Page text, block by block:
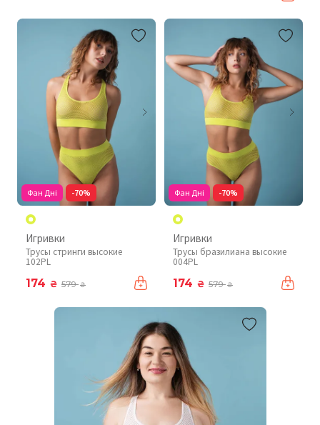
Фан Дні -70%
Игривки
Трусы стринги высокие
102PL
174 ₴ 579₴
Фан Дні -70%
Игривки
Трусы бразилиана высокие
004PL
174 ₴ 579₴